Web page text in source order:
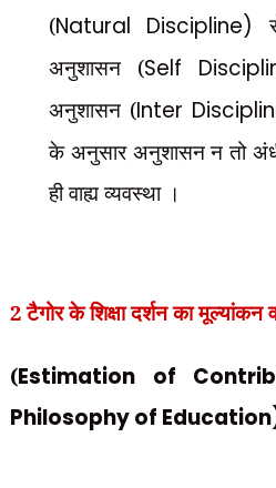
(Natural Discipline)
अनुशासन (Self
अनुशासन (Inter
के अनुसार अनुशासन न तो
ही वाह्य व्यवस्था ।
2 टैगोर के शिक्षा दर्शन का मूल्यांकन
(Estimation of
Philosophy of